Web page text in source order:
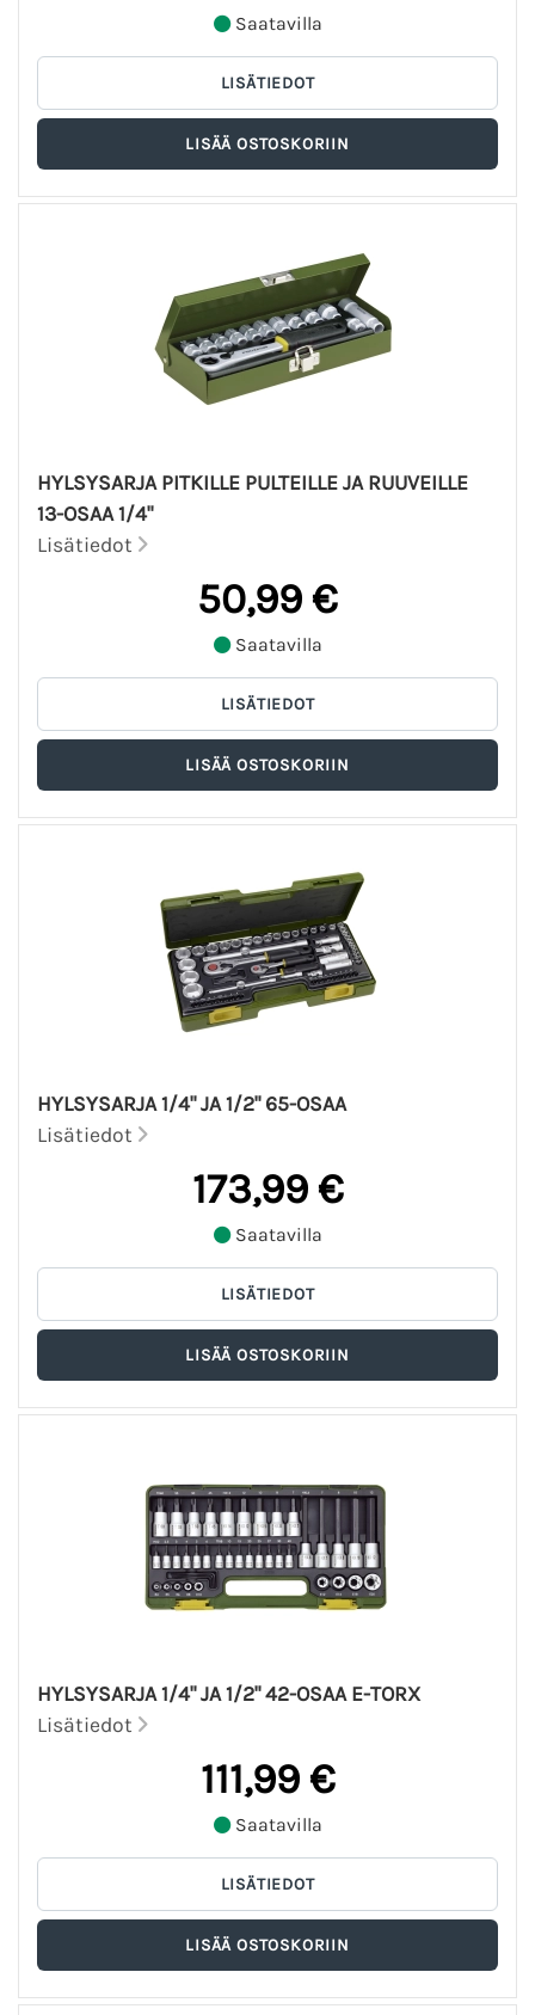
Saatavilla
HYLSYSARJA PITKILLE PULTEILLE JA RUUVEILLE
13-OSAA 1/4"
Lisätiedot
50,99 €
Saatavilla
HYLSYSARJA 1/4" JA 1/2" 65-OSAA
Lisätiedot
173,99 €
Saatavilla
HYLSYSARJA 1/4" JA 1/2" 42-OSAA E-TORX
Lisätiedot
111,99 €
Saatavilla